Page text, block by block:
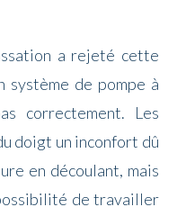
a rejeté cette
système de pompe à
correctement. Les
doigt un inconfort dû
en découlant, mais
de travailler